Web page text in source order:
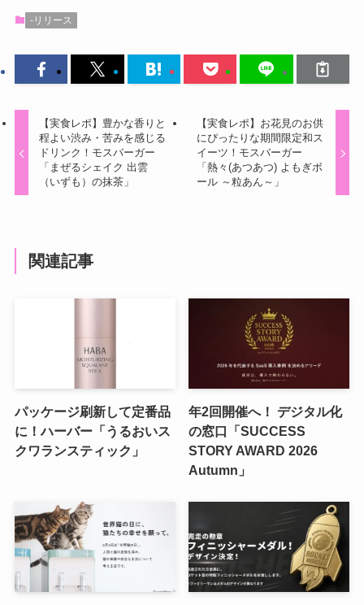
-リリース
【実食レポ】豊かな香りと
程よい渋み・苦みを感じる
ドリンク！モスバーガー
「まぜるシェイク 出雲
（いずも）の抹茶」
【実食レポ】お花見のお供
にぴったりな期間限定和ス
イーツ！モスバーガー
「熱々(あつあつ) よもぎボ
ール ～粒あん～」
関連記事
パッケージ刷新して定番品
に！ハーバー「うるおいス
クワランスティック」
年2回開催へ！ デジタル化
の窓口「SUCCESS
STORY AWARD 2026
Autumn」